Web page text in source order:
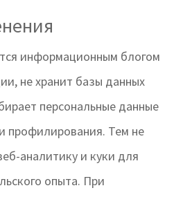
информационным блогом
не хранит базы данных
персональные данные
профилирования. Тем не
аналитику и куки для
опыта. При